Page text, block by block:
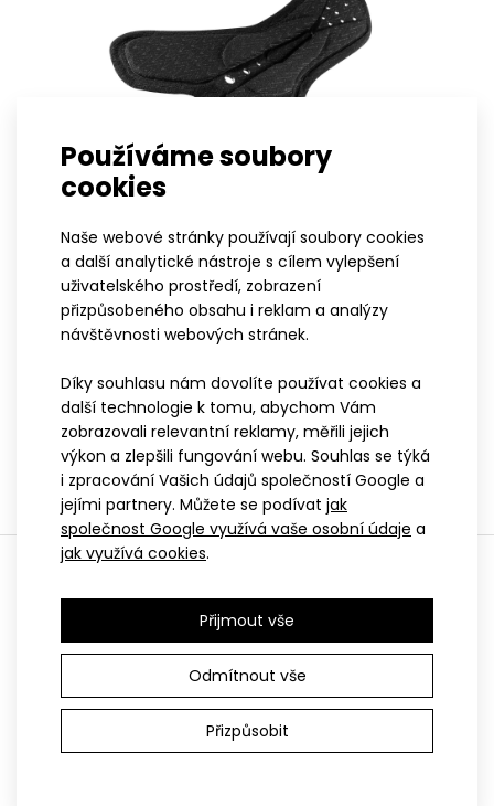
Používáme soubory
cookies
Naše webové stránky používají soubory cookies
a další analytické nástroje s cílem vylepšení
uživatelského prostředí, zobrazení
přizpůsobeného obsahu i reklam a analýzy
návštěvnosti webových stránek.
Díky souhlasu nám dovolíte používat cookies a
další technologie k tomu, abychom Vám
zobrazovali relevantní reklamy, měřili jejich
výkon a zlepšili fungování webu. Souhlas se týká
i zpracování Vašich údajů společností Google a
jejími partnery. Můžete se podívat jak
společnost Google využívá vaše osobní údaje a
jak využívá cookies.
Přijmout vše
Odmítnout vše
Přizpůsobit
Vystýlka TRIATLON pánská
Vystýlka TRIATLON je navržená speciálně pro
potřeby triatlonistů. Je tenká, anatomicky
tvarovaná, vysoce pružná a opatřená
antibakteriální úpravou. Díky perforaci rychle
schne po plavání, je výborně prodyšná a
neomezuje v pohybu během celého závodu. Je
vyrobena lídrem v oboru - značkou Elastic
Interface.
Recenze